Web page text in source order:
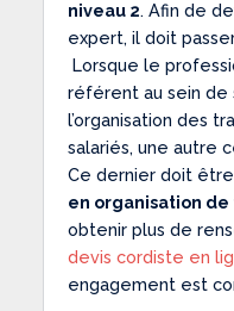
niveau 2. Afin de
expert, il doit
Lorsque le
référent au sein
l’organisation des
salariés, une autre
Ce dernier doit
en organisation
obtenir plus de
devis cordiste en
engagement est